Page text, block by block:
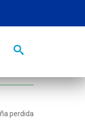
perdida